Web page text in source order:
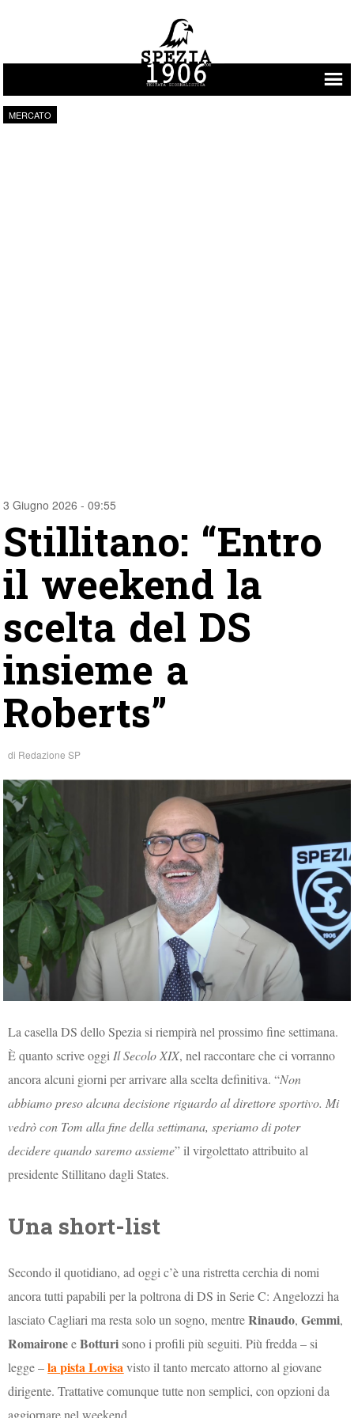
Vai al contenuto
MERCATO
3 Giugno 2026 - 09:55
Stillitano: “Entro
il weekend la
scelta del DS
insieme a
Roberts”
di Redazione SP
La casella DS dello Spezia si riempirà nel prossimo fine settimana.
È quanto scrive oggi Il Secolo XIX, nel raccontare che ci vorranno
ancora alcuni giorni per arrivare alla scelta definitiva. “Non
abbiamo preso alcuna decisione riguardo al direttore sportivo. Mi
vedrò con Tom alla fine della settimana, speriamo di poter
decidere quando saremo assieme” il virgolettato attribuito al
presidente Stillitano dagli States.
Una short-list
Secondo il quotidiano, ad oggi c’è una ristretta cerchia di nomi
ancora tutti papabili per la poltrona di DS in Serie C: Angelozzi ha
lasciato Cagliari ma resta solo un sogno, mentreRinaudo,Gemmi,
RomaironeeBotturisono i profili più seguiti. Più fredda – si
legge –la pista Lovisavisto il tanto mercato attorno al giovane
dirigente. Trattative comunque tutte non semplici, con opzioni da
aggiornare nel weekend.